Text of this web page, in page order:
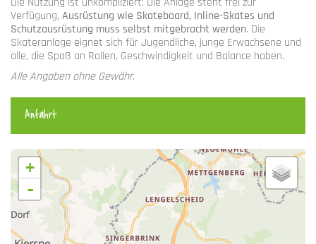
Verfügung, Ausrüstung wie Skateboard, Inline-Skates und
Schutzausrüstung muss selbst mitgebracht werden. Die
Skateranlage eignet sich für Jugendliche, junge Erwachsene und
alle, die Spaß an Rollen, Geschwindigkeit und Balance haben.
Alle Angaben ohne Gewähr.
Anfahrt
+
-